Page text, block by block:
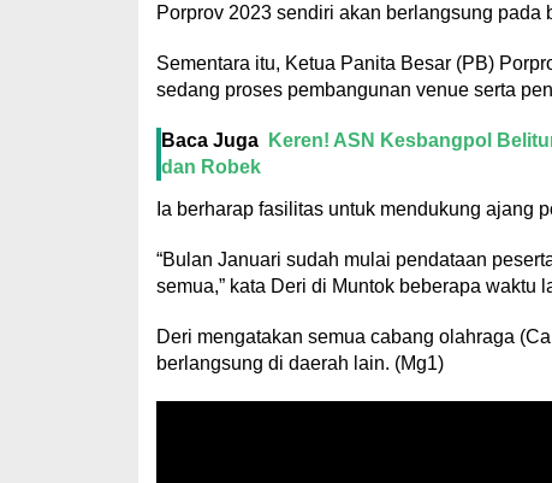
Porprov 2023 sendiri akan berlangsung
Sementara itu, Ketua Panita Besar (PB)
sedang proses pembangunan venue serta
Baca Juga
Keren! ASN Kesbangpol
dan Robek
Ia berharap fasilitas untuk mendukung ajang
“Bulan Januari sudah mulai pendataan
semua,” kata Deri di Muntok beberapa waktu
Deri mengatakan semua cabang olahraga
berlangsung di daerah lain. (Mg1)